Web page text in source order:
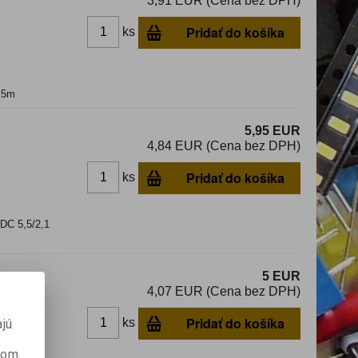
ks Pridať do košíka
5,5/2,1
5,95 EUR
4,84 EUR (Cena bez DPH)
ks Pridať do košíka
5 EUR
4,07 EUR (Cena bez DPH)
ks Pridať do košíka